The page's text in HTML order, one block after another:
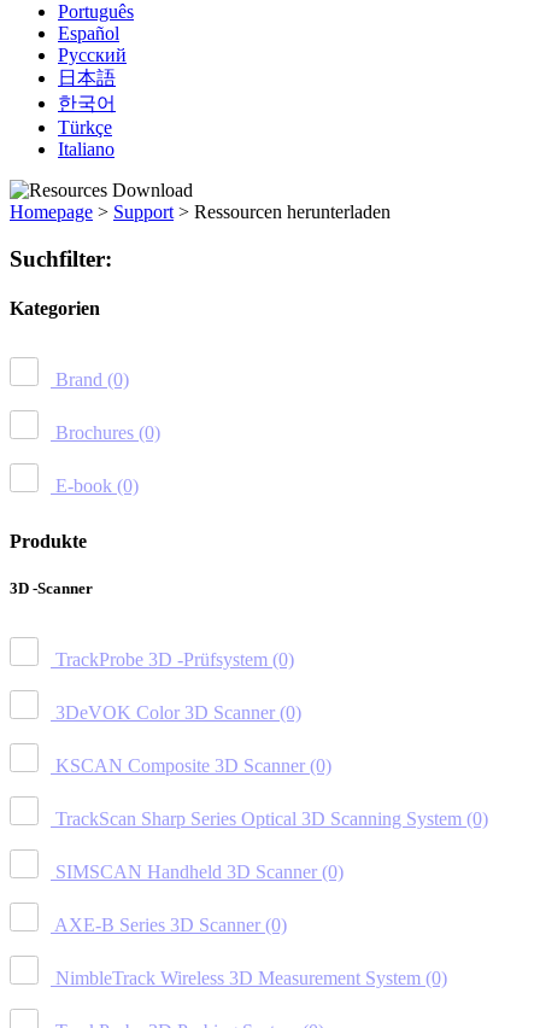
Português
Español
Русский
日本語
한국어
Türkçe
Italiano
Homepage > Support > Ressourcen herunterladen
Suchfilter:
Kategorien
Brand (0)
Brochures (0)
E-book (0)
Produkte
3D -Scanner
TrackProbe 3D -Prüfsystem (0)
3DeVOK Color 3D Scanner (0)
KSCAN Composite 3D Scanner (0)
TrackScan Sharp Series Optical 3D Scanning System (0)
SIMSCAN Handheld 3D Scanner (0)
AXE-B Series 3D Scanner (0)
NimbleTrack Wireless 3D Measurement System (0)